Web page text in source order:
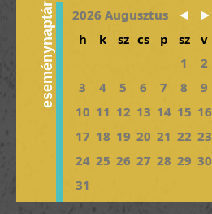
eseménynaptár
2026 Augusztus
h
k sz cs p sz
v
1
2
3
4 5 6 7 8
9
10 11 12 13 14 15 16
17 18 19 20 21 22 23
24 25 26 27 28 29 30
31